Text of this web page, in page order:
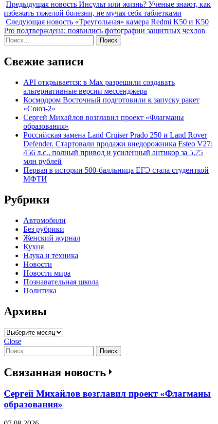
Предыдущая новость Инсульт или жизнь? Ученые знают, как
избежать тяжелой болезни, не мучая себя таблетками
Следующая новость «Треугольная» камера Redmi K50 и K50
Pro подтверждена: появились фотографии защитных чехлов
Найти:
Свежие записи
API открывается: в Max разрешили создавать
альтернативные версии мессенджера
Космодром Восточный подготовили к запуску ракет
«Союз-2»
Сергей Михайлов возглавил проект «Флагманы
образования»
Российская замена Land Cruiser Prado 250 и Land Rover
Defender. Стартовали продажи внедорожника Esteo V27:
456 л.с., полный привод и усиленный антикор за 5,75
млн рублей
Первая в истории 500-балльница ЕГЭ стала студенткой
МФТИ
Рубрики
Автомобили
Без рубрики
Женский журнал
Кухня
Наука и техника
Новости
Новости мира
Познавательная школа
Политика
Архивы
Архивы
Close
Найти:
Связанная новость
Сергей Михайлов возглавил проект «Флагманы
образования»